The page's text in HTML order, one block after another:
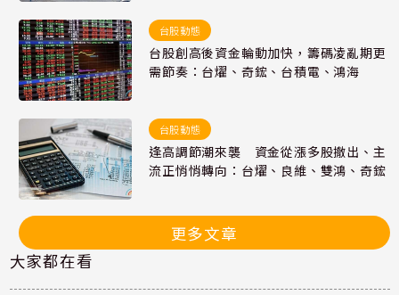
台股動態
台股創高後資金輪動加快，籌碼凌亂期更
需節奏：台燿、奇鋐、台積電、鴻海
台股動態
逢高調節潮來襲 資金從漲多股撤出、主
流正悄悄轉向：台燿、良維、雙鴻、奇鋐
更多文章
大家都在看